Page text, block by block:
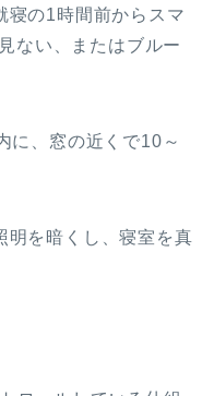
寝の1時間前からスマ
ない、またはブルー
に、窓の近くで10～
明を暗くし、寝室を真